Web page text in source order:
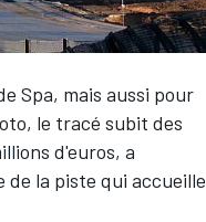
Spa, mais aussi pour
le tracé subit des
d'euros, a
de la piste qui accueille